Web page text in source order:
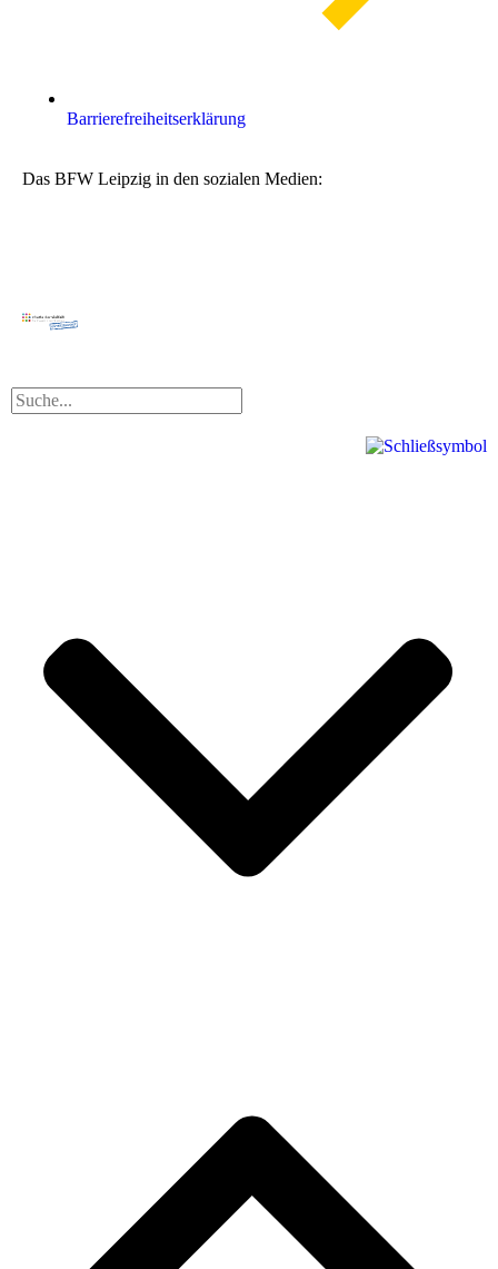
Barrierefreiheitserklärung
Das BFW Leipzig in den sozialen Medien: